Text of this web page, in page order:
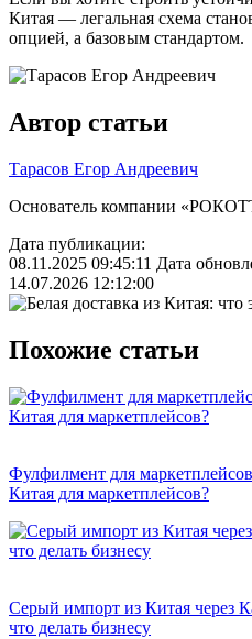
Китая — легальная схема
опцией, а базовым стандартом.
Автор статьи
Тарасов Егор Андреевич
Основатель компании
Дата публикации:
08.11.2025 09:45:11 Дата
14.07.2026 12:12:00
Похожие статьи
Фулфилмент для
Китая для маркетплейсов?
Серый импорт из Китая через
что делать бизнесу